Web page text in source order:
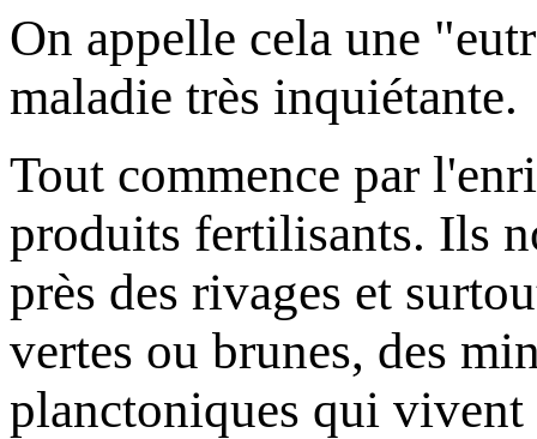
On appelle cela une
maladie très inquiétante.
Tout commence par
produits fertilisants. Ils
près des rivages et
vertes ou brunes, des
planctoniques qui